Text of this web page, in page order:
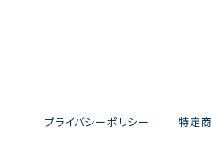
プライバシーポリシー 特定